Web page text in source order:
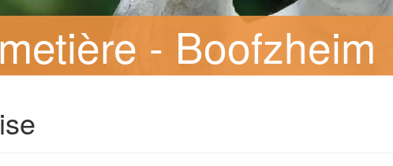
- Boofzheim